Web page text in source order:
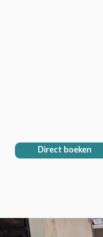
Direct boeken